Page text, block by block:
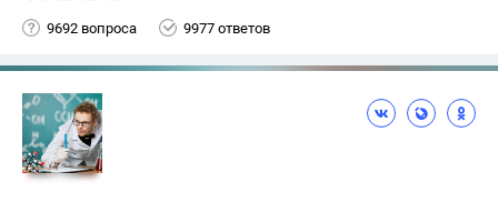
9692 вопроса 9977 ответов